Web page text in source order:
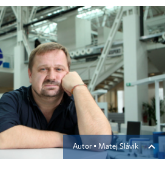
Autor ▪ Matej Slávik